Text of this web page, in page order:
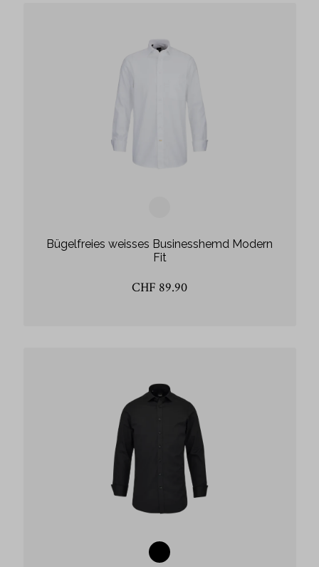
Bügelfreies weisses Businesshemd Modern
Fit
CHF 89.90